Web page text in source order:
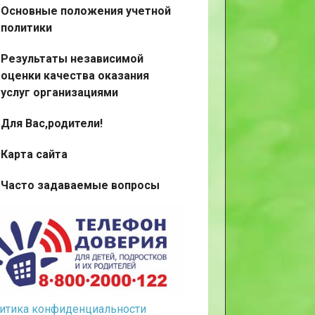
Основные положения учетной
политики
Результаты независимой
оценки качества оказания
услуг организациями
Для Вас,родители!
Карта сайта
Часто задаваемые вопросы
конфиденциальности